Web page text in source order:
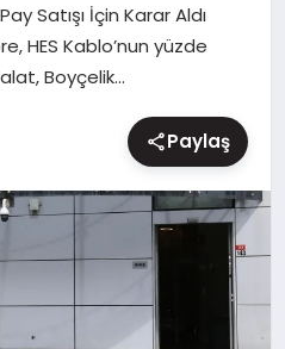
Satışı İçin Karar Aldı
HES Kablo’nun yüzde
Boyçelik…
Paylaş